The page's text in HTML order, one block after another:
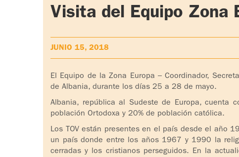
Visita del Equipo Zona
JUNIO 15, 2018
El Equipo de la Zona Europa – Coordinador,
de Albania, durante los días 25 a 28 de mayo.
Albania, república al Sudeste de Europa, cuenta
población Ortodoxa y 20% de población católica.
Los TOV están presentes en el país desde el año
un país donde entre los años 1967 y 1990 la
cerradas y los cristianos perseguidos. En la